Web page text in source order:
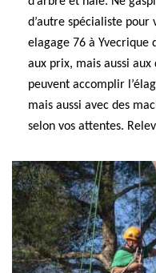
d’autre spécialiste pour
elagage 76 à Yvecrique
aux prix, mais aussi
peuvent accomplir
mais aussi avec des
selon vos attentes.